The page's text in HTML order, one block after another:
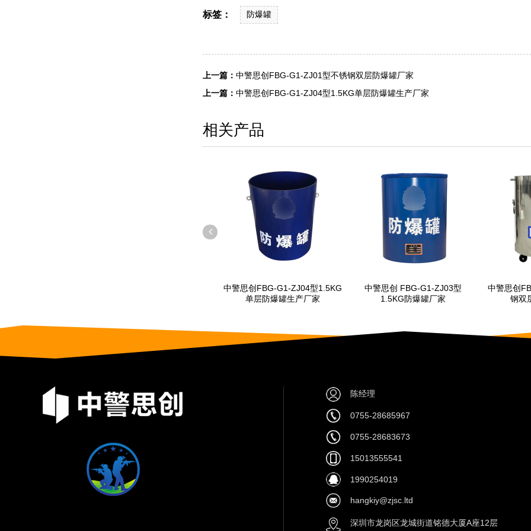
标签： 防爆罐
上一篇： 中警思创FBG-G1-ZJ01型不锈钢双层防爆罐厂家
上一篇： 中警思创FBG-G1-ZJ04型1.5KG单层防爆罐生产厂家
相关产品
中警思创FBG-G1-ZJ04型1.5KG
中警思创 FBG-G1-ZJ03型
1.5KG防爆罐厂家
中警思创FBG-G1-ZJ01型不锈
钢双层防爆罐厂家
中
陈经理
0755-28685967
0755-28683673
15013555541
1990254019
hangkiy@zjsc.ltd
深圳市龙岗区龙城街道铭德大厦A座12层